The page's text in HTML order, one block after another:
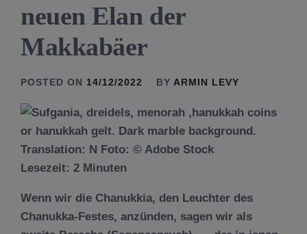
neuen Elan der
Makkabäer
POSTED ON 14/12/2022 BY ARMIN LEVY
Lesezeit: 2 Minuten
Wenn wir die Chanukkia, den Leuchter des
Chanukka-Festes, anzünden, sagen wir als